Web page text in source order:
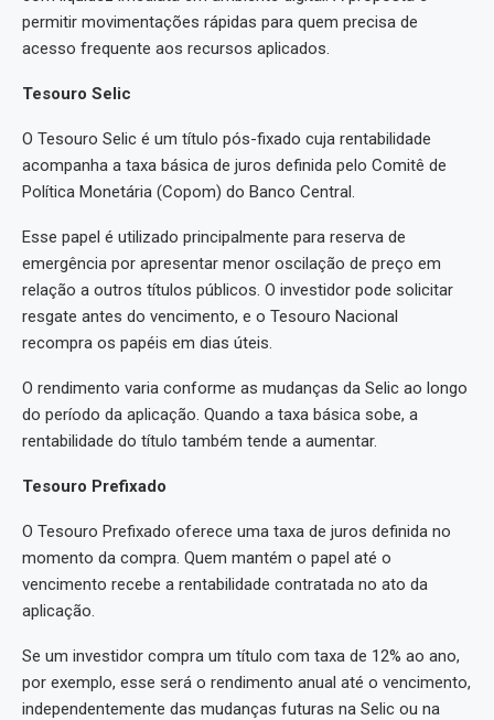
permitir movimentações rápidas para quem precisa de
acesso frequente aos recursos aplicados.
Tesouro Selic
O Tesouro Selic é um título pós-fixado cuja rentabilidade
acompanha a taxa básica de juros definida pelo Comitê de
Política Monetária (Copom) do Banco Central.
Esse papel é utilizado principalmente para reserva de
emergência por apresentar menor oscilação de preço em
relação a outros títulos públicos. O investidor pode solicitar
resgate antes do vencimento, e o Tesouro Nacional
recompra os papéis em dias úteis.
O rendimento varia conforme as mudanças da Selic ao longo
do período da aplicação. Quando a taxa básica sobe, a
rentabilidade do título também tende a aumentar.
Tesouro Prefixado
O Tesouro Prefixado oferece uma taxa de juros definida no
momento da compra. Quem mantém o papel até o
vencimento recebe a rentabilidade contratada no ato da
aplicação.
Se um investidor compra um título com taxa de 12% ao ano,
por exemplo, esse será o rendimento anual até o vencimento,
independentemente das mudanças futuras na Selic ou na